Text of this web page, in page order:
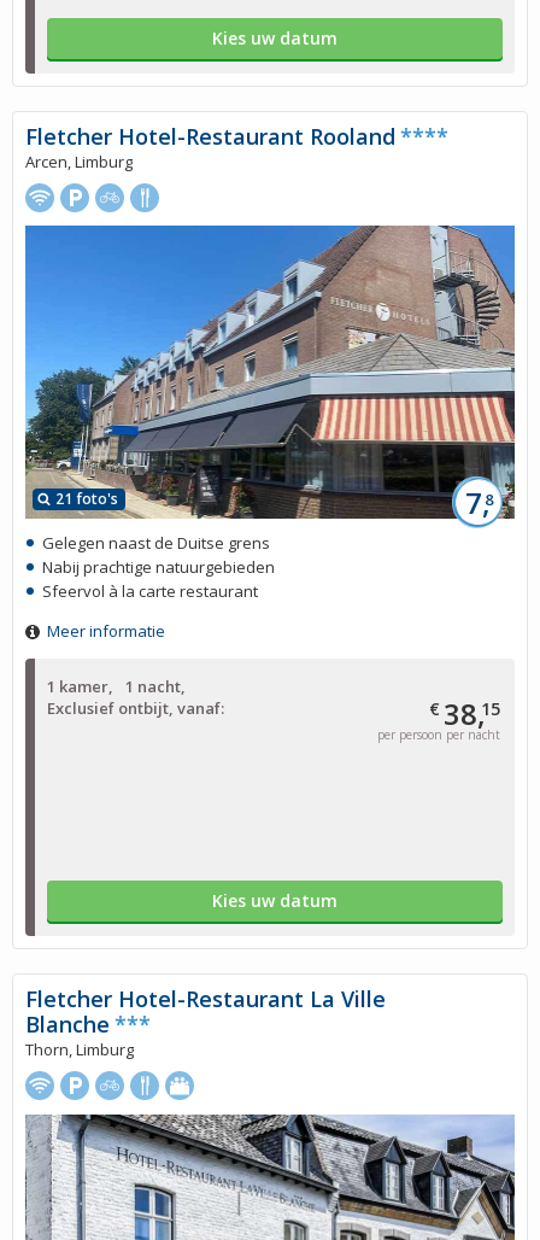
Kies uw datum
1 kamer
1 nacht
Exclusief ontbijt, vanaf:
€ 38,15
per persoon per nacht
Kies uw datum
21 foto's 7,8
Fletcher Hotel-Restaurant Rooland ****
Arcen, Limburg
Gelegen naast de Duitse grens
Nabij prachtige natuurgebieden
Sfeervol à la carte restaurant
Meer informatie
Fletcher Hotel-Restaurant La Ville
Blanche ***
Thorn, Limburg